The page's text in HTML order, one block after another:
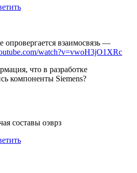
опровергается взаимосвязь —
watch?v=vwoH3jO1XRc
что в разработке
компоненты Siemens?
составы оэврз